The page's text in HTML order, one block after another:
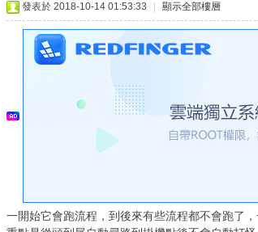
發表於 2018-10-14 01:53:33 顯示全部樓層
一開始它會跑流程，到後來有些流程都不會跑了